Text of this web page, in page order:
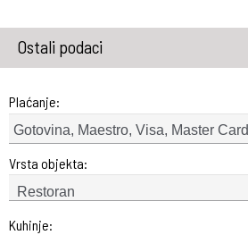
Ostali podaci
Plaćanje:
Gotovina, Maestro, Visa, Master Card
Vrsta objekta:
Kuhinje: